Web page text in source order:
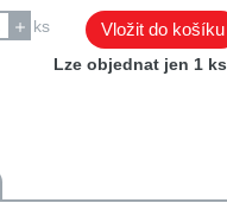
ks Vložit do košíku
Lze objednat jen 1 ks